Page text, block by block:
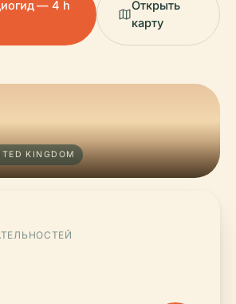
— 4 h
Открыть
карту
KINGDOM